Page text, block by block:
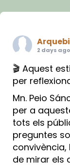
2 days ago
🎬 Aquest
per
Mn. Peio
per a
tots els
preguntes
de mirar els